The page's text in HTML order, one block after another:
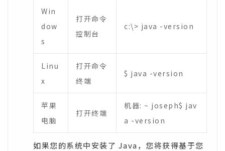
Win
dow
s
打开命令
控制台
c:\> java -version
Linu
x
打开命令
终端
$ java -version
苹果
电脑
打开终端
机器: ~ joseph$ jav
a -version
如果您的系统中安装了 Java，您将获得基于您